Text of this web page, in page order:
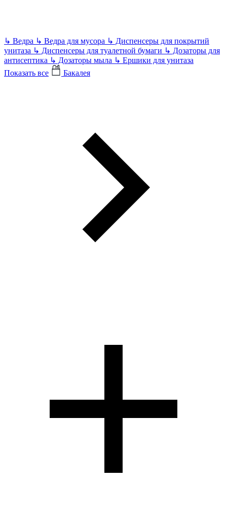
↳ Ведра ↳ Ведра для мусора ↳ Диспенсеры для покрытий
унитаза ↳ Диспенсеры для туалетной бумаги ↳ Дозаторы для
антисептика ↳ Дозаторы мыла ↳ Ершики для унитаза
Показать все
Бакалея